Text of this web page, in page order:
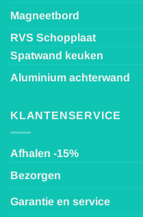
Magneetbord
RVS Schopplaat
Spatwand keuken
Aluminium achterwand
KLANTENSERVICE
Afhalen -15%
Bezorgen
Garantie en service